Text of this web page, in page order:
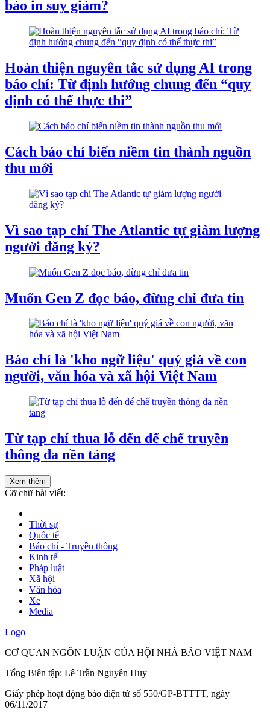
báo in suy giảm?
Hoàn thiện nguyên tắc sử dụng AI trong
báo chí: Từ định hướng chung đến “quy
định có thể thực thi”
Cách báo chí biến niềm tin thành nguồn
thu mới
Vì sao tạp chí The Atlantic tự giảm lượng
người đăng ký?
Muốn Gen Z đọc báo, đừng chỉ đưa tin
Báo chí là 'kho ngữ liệu' quý giá về con
người, văn hóa và xã hội Việt Nam
Từ tạp chí thua lỗ đến đế chế truyền
thông đa nền tảng
Xem thêm
Cỡ chữ bài viết:
Thời sự
Quốc tế
Báo chí - Truyền thông
Kinh tế
Pháp luật
Xã hội
Văn hóa
Xe
Media
Logo
CƠ QUAN NGÔN LUẬN CỦA HỘI NHÀ BÁO VIỆT NAM
Tổng Biên tập: Lê Trần Nguyên Huy
Giấy phép hoạt động báo điện tử số 550/GP-BTTTT, ngày
06/11/2017